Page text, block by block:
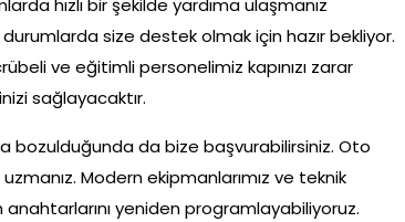
hızlı bir şekilde yardıma ulaşmanız
size destek olmak için hazır bekliyor.
ve eğitimli personelimiz kapınızı zarar
sağlayacaktır.
bozulduğunda da bize başvurabilirsiniz. Oto
Modern ekipmanlarımız ve teknik
yeniden programlayabiliyoruz.